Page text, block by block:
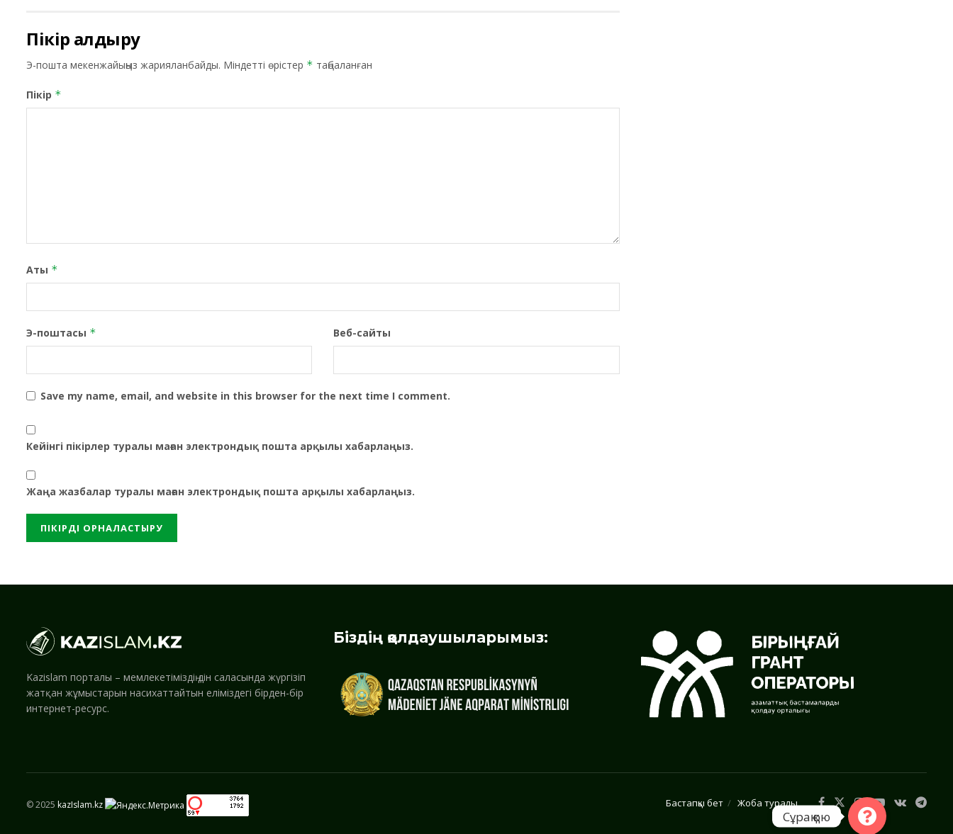
Пікір қалдыру
Э-пошта мекенжайыңыз жарияланбайды. Міндетті өрістер * таңбаланған
Пікір *
Аты *
Э-поштасы * Веб-сайты
Save my name, email, and website in this browser for the next time I comment.
Кейінгі пікірлер туралы маған электрондық пошта арқылы хабарлаңыз.
Жаңа жазбалар туралы маған электрондық пошта арқылы хабарлаңыз.
Kazislam порталы – мемлекетіміздің дін саласында жүргізіп
жатқан жұмыстарын насихаттайтын еліміздегі бірден-бір
интернет-ресурс.
Біздің қолдаушыларымыз:
Бастапқы бет Жоба туралы
© 2025 kazIslam.kz
Сұрақ қою